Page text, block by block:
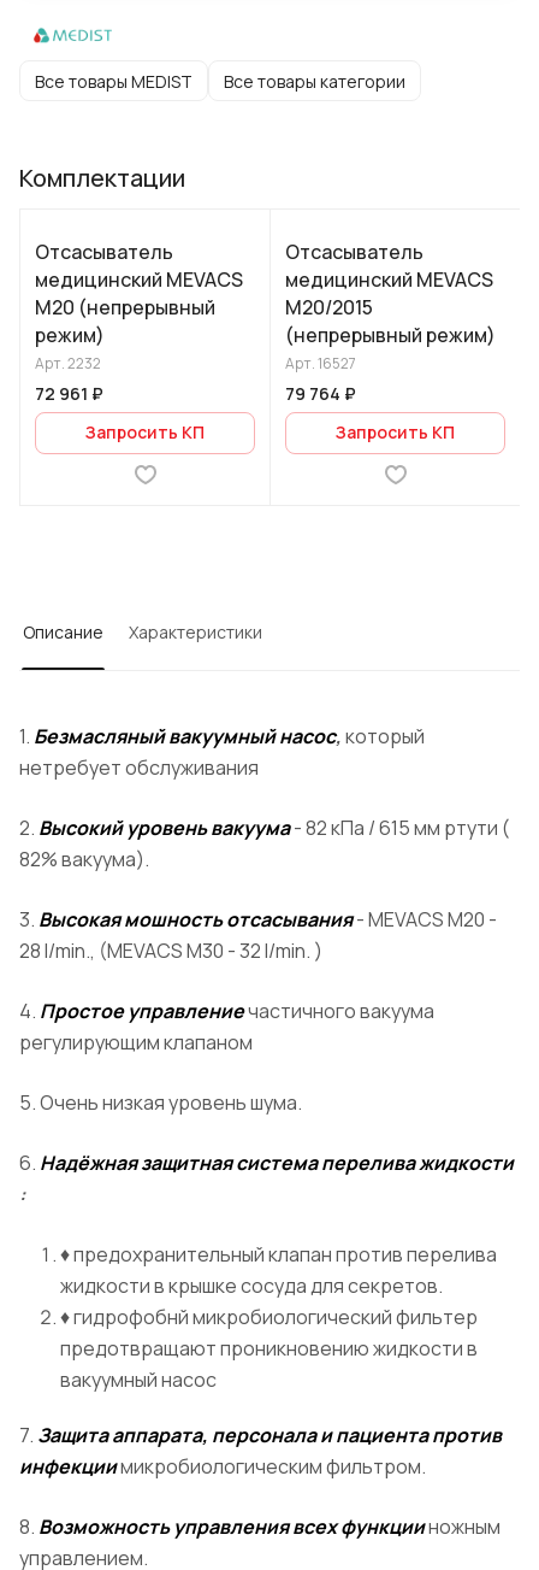
Все товары MEDIST Все товары категории
Комплектации
Отсасыватель
медицинский MEVACS
M20 (непрерывный
режим)
Арт.2232
72 961 ₽
Запросить КП
Отсасыватель
медицинский MEVACS
M20/2015
(непрерывный режим)
Арт.16527
79 764 ₽
Запросить КП
Описание Характеристики
1. Безмасляный вакуумный насос,который
нетребует обслуживания
2. Высокий уровень вакуума- 82 кПа / 615 мм ртути (
82% вакуума).
3. Высокая мошность отсасывания- MEVACS M20 -
28 l/min., (MEVACS M30 - 32 l/min. )
4. Простое управлениечастичного вакуума
регулирующим клапаном
5. Очень низкая уровень шума.
6. Надёжная защитная система перелива жидкости
:
♦ предохранительный клапан против перелива
жидкости в крышке сосуда для секретов.
♦ гидрофобнй микробиологический фильтер
предотвращают проникновению жидкости в
вакуумный насос
7. Защита аппарата, персонала и пациента против
инфекциимикробиологическим фильтром.
8. Возможность управления всех функцииножным
управлением.